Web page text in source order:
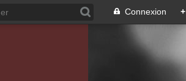
Connexion +